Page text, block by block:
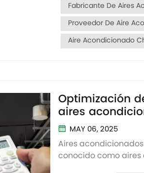
Fabricante De Aires
Proveedor De Aire
Aire Acondicionado
Optimización
aires
Consejos para
calientes
MAY 06, 2025
Aires
conocido como